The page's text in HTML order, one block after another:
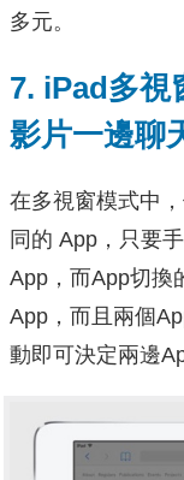
多元。
7. iPad多視
影片一邊聊
在多視窗模式中
同的 App ，只要
App，而App切換
App，而且兩個
動即可決定兩邊